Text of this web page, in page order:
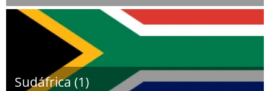
Sudáfrica (1)